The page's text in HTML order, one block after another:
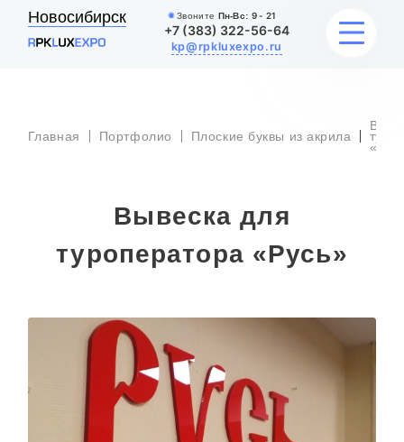
Новосибирск Звоните Пн-Вс: 9 - 21
+7 (383) 322-56-64
kp@rpkluxexpo.ru
УСЛУГИ
БЛОГ
О КОМПАНИИ
Главная Портфолио Плоские буквы из акрила
Вывеска для
туроператора «Русь»